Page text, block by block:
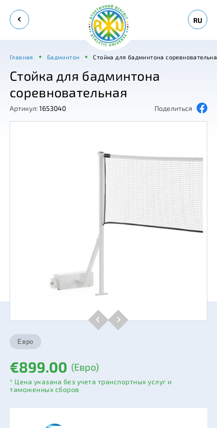
RU
Главная Бадминтон Стойка для бадминтона
Артикул:1653040 Поделиться
Стойка для бадминтона
соревновательная
€899.00 (Евро)
* Цена указана без учета транспортных услуг и
таможенных сборов